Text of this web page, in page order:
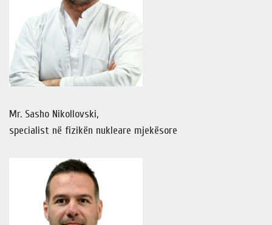
Mr. Sasho Nikollovski,
specialist në fizikën nukleare mjekësore